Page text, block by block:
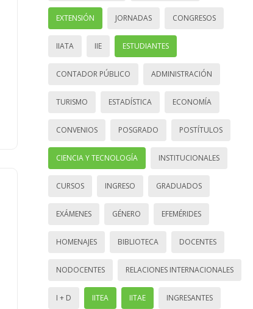
EXTENSIÓN JORNADAS CONGRESOS
IIATA IIE ESTUDIANTES
CONTADOR PÚBLICO ADMINISTRACIÓN
TURISMO ESTADÍSTICA ECONOMÍA
CONVENIOS POSGRADO POSTÍTULOS
CIENCIA Y TECNOLOGÍA INSTITUCIONALES
CURSOS INGRESO GRADUADOS
EXÁMENES GÉNERO EFEMÉRIDES
HOMENAJES BIBLIOTECA DOCENTES
NODOCENTES RELACIONES INTERNACIONALES
I + D IITEA IITAE INGRESANTES